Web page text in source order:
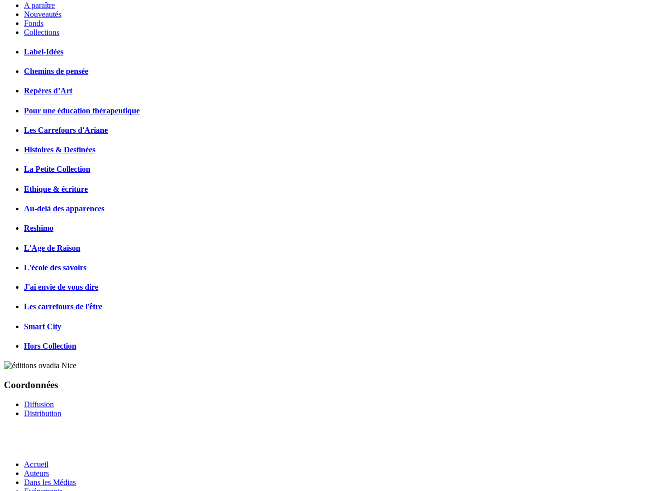
A paraître
Nouveautés
Fonds
Collections
Label-Idées
Chemins de pensée
Repères d’Art
Pour une éducation thérapeutique
Les Carrefours d'Ariane
Histoires & Destinées
La Petite Collection
Ethique & écriture
Au-delà des apparences
Reshimo
L'Age de Raison
L'école des savoirs
J'ai envie de vous dire
Les carrefours de l'être
Smart City
Hors Collection
Coordonnées
Diffusion
Distribution
Accueil
Auteurs
Dans les Médias